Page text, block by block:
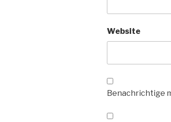
Website
Benachrichtige